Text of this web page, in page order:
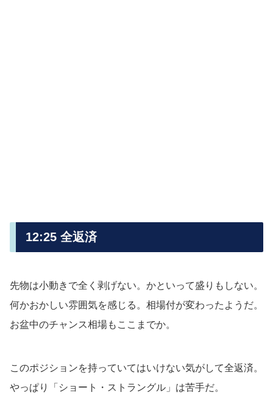
12:25 全返済
先物は小動きで全く剥げない。かといって盛りもしない。
何かおかしい雰囲気を感じる。相場付が変わったようだ。
お盆中のチャンス相場もここまでか。
このポジションを持っていてはいけない気がして全返済。
やっぱり「ショート・ストラングル」は苦手だ。